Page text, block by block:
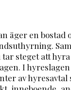
äger en bostad
steget att
I
av hyresavtal